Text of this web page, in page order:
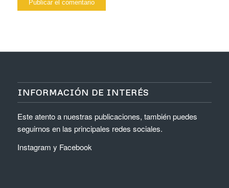
INFORMACIÓN DE INTERÉS
Este atento a nuestras publicaciones, también puedes
seguirnos en las principales redes sociales.
Instagram y Facebook